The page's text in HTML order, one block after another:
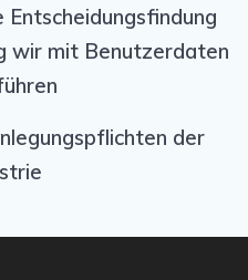
wir mit Benutzerdaten
der